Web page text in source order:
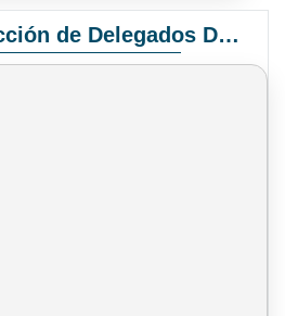
Convocatoria Elección de Delegados Docentes para el XIV Congreso Nacional de Universidades